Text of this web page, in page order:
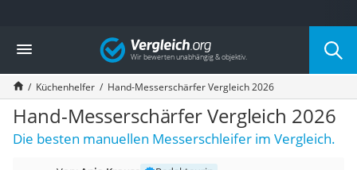
Die beliebtesten Vergleiche nach Kategorie
Haushalt
Wassersprudler
Zentralstaubsauger
Brotbackautomat
Wischroboter
Wäschespinne
Vergleich
Küchenhelfer Hand-Messerschärfer Vergleich 2026
Hand-Messerschärfer Vergleich 2026
Die besten manuellen Messerschleifer im Vergleich.